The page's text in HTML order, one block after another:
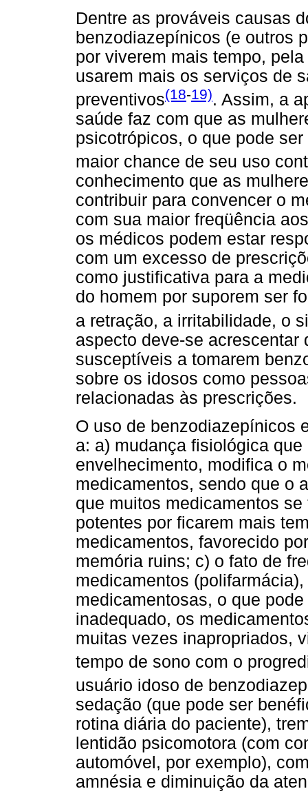
Dentre as prováveis causas
benzodiazepínicos (e outros
por viverem mais tempo,
usarem mais os serviços de
preventivos(18-19). Assim, a
saúde faz com que as
psicotrópicos, o que pode
maior chance de seu uso
conhecimento que as
contribuir para convencer o
com sua maior freqüência
os médicos podem estar
com um excesso de
como justificativa para a
do homem por suporem ser
a retração, a irritabilidade, o
aspecto deve-se acrescentar
susceptíveis a tomarem
sobre os idosos como
relacionadas às prescrições.
O uso de benzodiazepínicos
a: a) mudança fisiológica
envelhecimento, modifica o
medicamentos, sendo que o
que muitos medicamentos
potentes por ficarem mais
medicamentos, favorecido
memória ruins; c) o fato de
medicamentos
medicamentosas, o que
inadequado, os
muitas vezes inapropriados,
tempo de sono com o
usuário idoso de
sedação (que pode ser
rotina diária do paciente),
lentidão psicomotora (com
automóvel, por exemplo),
amnésia e diminuição da